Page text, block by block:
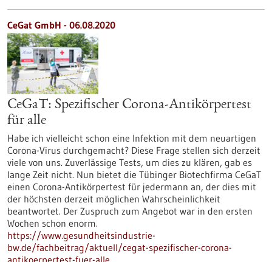
CeGat GmbH - 06.08.2020
CeGaT: Spezifischer Corona-Antikörpertest
für alle
Habe ich vielleicht schon eine Infektion mit dem neuartigen
Corona-Virus durchgemacht? Diese Frage stellen sich derzeit
viele von uns. Zuverlässige Tests, um dies zu klären, gab es
lange Zeit nicht. Nun bietet die Tübinger Biotechfirma CeGaT
einen Corona-Antikörpertest für jedermann an, der dies mit
der höchsten derzeit möglichen Wahrscheinlichkeit
beantwortet. Der Zuspruch zum Angebot war in den ersten
Wochen schon enorm.
https://www.gesundheitsindustrie-
bw.de/fachbeitrag/aktuell/cegat-spezifischer-corona-
antikoerpertest-fuer-alle